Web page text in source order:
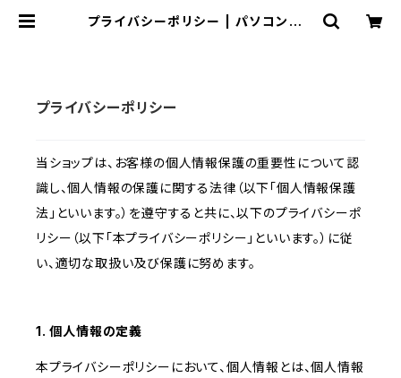
プライバシーポリシー | パソコンショ
プライバシーポリシー
当ショップは、お客様の個人情報保護の重要性について認
識し、個人情報の保護に関する法律（以下「個人情報保護
法」といいます。）を遵守すると共に、以下のプライバシーポ
リシー（以下「本プライバシーポリシー」といいます。）に従
い、適切な取扱い及び保護に努めます。
1. 個人情報の定義
本プライバシーポリシーにおいて、個人情報とは、個人情報